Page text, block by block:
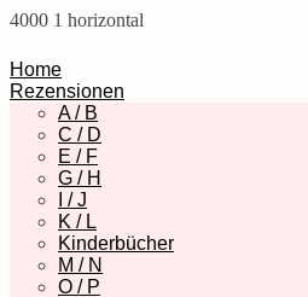
4000 1 horizontal
Home
Rezensionen
A / B
C / D
E / F
G / H
I / J
K / L
Kinderbücher
M / N
O / P